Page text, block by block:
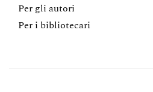
Per gli autori
Per i bibliotecari